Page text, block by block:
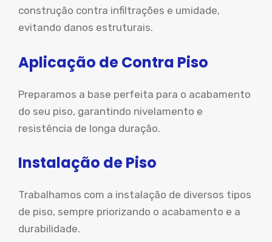
construção contra infiltrações e umidade,
evitando danos estruturais.
Aplicação de Contra Piso
Preparamos a base perfeita para o acabamento
do seu piso, garantindo nivelamento e
resistência de longa duração.
Instalação de Piso
Trabalhamos com a instalação de diversos tipos
de piso, sempre priorizando o acabamento e a
durabilidade.